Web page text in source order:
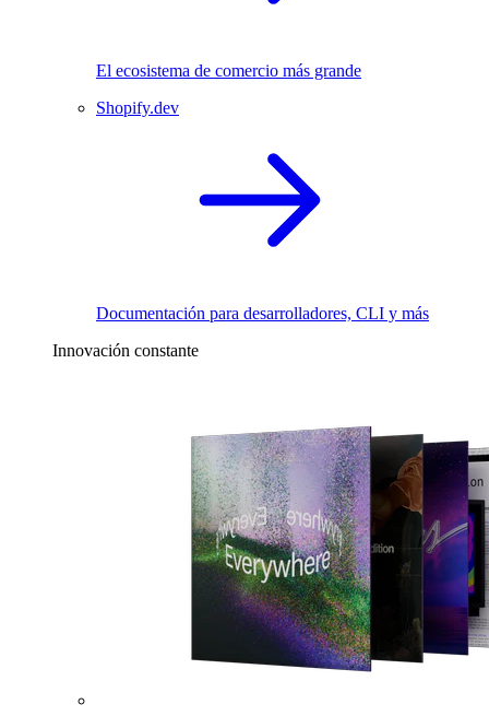
El ecosistema de comercio más grande
Shopify.dev
Documentación para desarrolladores, CLI y más
Innovación constante